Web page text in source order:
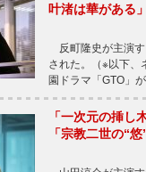
叶渚は華がある
反町隆史が主演す
された。（※以下
園ドラマ「GTO」
「一次元の挿し
「宗教二世の“